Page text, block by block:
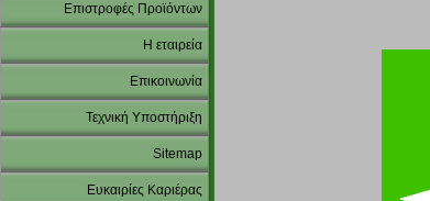
Επιστροφές Προϊόντων
Η εταιρεία
Επικοινωνία
Τεχνική Υποστήριξη
Sitemap
Ευκαιρίες Καριέρας